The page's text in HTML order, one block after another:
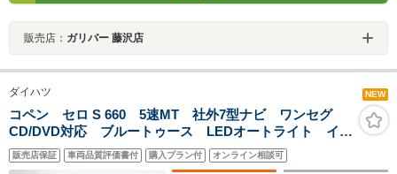
販売店： ガリバー 藤沢店
ダイハツ NEW
コペン セロ S 660 5速MT 社外7型ナビ ワンセグ
CD/DVD対応 ブルートゥース LEDオートライト イン
テリキー シートヒーター 純正16AW レカロシート
自社買取車 禁煙車
販売店保証 車両品質評価書付 購入プラン付 オンライン相談可